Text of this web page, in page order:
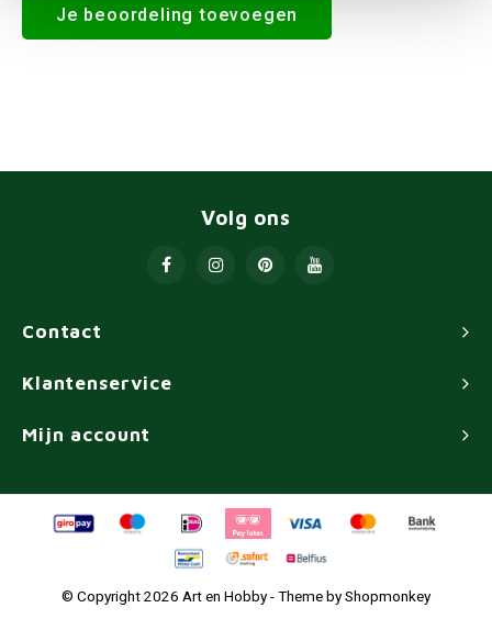
Je beoordeling toevoegen
Contact
Volg ons
Klantenservice
Mijn account
© Copyright 2026 Art en Hobby - Theme byShopmonkey